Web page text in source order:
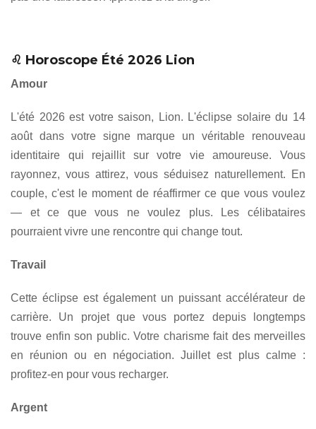
♌ Horoscope Été 2026 Lion
Amour
L'été 2026 est votre saison, Lion. L'éclipse solaire du 14
août dans votre signe marque un véritable renouveau
identitaire qui rejaillit sur votre vie amoureuse. Vous
rayonnez, vous attirez, vous séduisez naturellement. En
couple, c'est le moment de réaffirmer ce que vous voulez
— et ce que vous ne voulez plus. Les célibataires
pourraient vivre une rencontre qui change tout.
Travail
Cette éclipse est également un puissant accélérateur de
carrière. Un projet que vous portez depuis longtemps
trouve enfin son public. Votre charisme fait des merveilles
en réunion ou en négociation. Juillet est plus calme :
profitez-en pour vous recharger.
Argent